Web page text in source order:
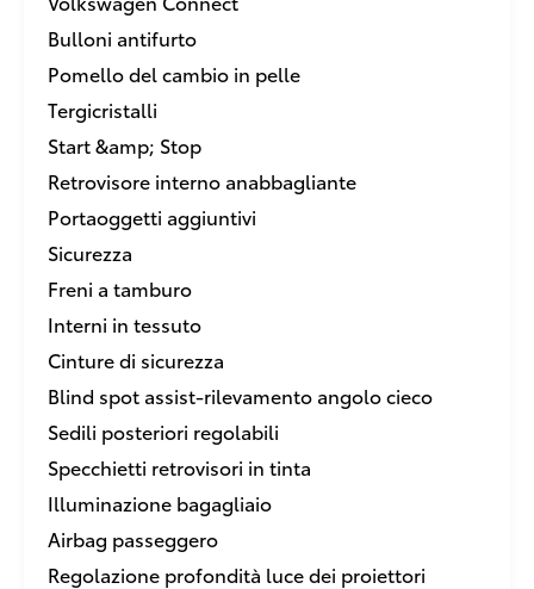
Bulloni antifurto
Pomello del cambio in pelle
Tergicristalli
Start &amp; Stop
Retrovisore interno anabbagliante
Portaoggetti aggiuntivi
Sicurezza
Freni a tamburo
Interni in tessuto
Cinture di sicurezza
Blind spot assist-rilevamento angolo cieco
Sedili posteriori regolabili
Specchietti retrovisori in tinta
Illuminazione bagagliaio
Airbag passeggero
Regolazione profondità luce dei proiettori